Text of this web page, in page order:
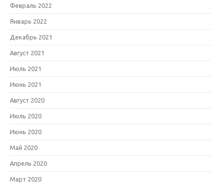
Февраль 2022
Январь 2022
Декабрь 2021
Август 2021
Июль 2021
Июнь 2021
Август 2020
Июль 2020
Июнь 2020
Май 2020
Апрель 2020
Март 2020